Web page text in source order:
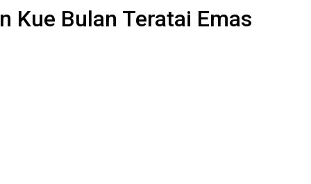
Kue Bulan Teratai Emas